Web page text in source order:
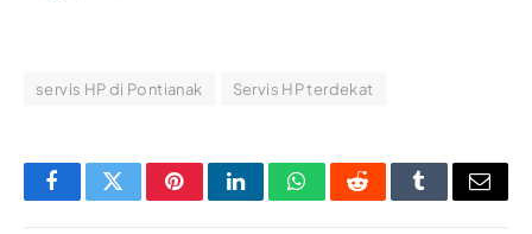
servis HP di Pontianak Servis HP terdekat
FacebookTwitterPinterestLinkedInWhatsAppRedditTumblrEmail